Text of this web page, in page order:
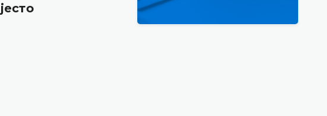
Извјештај о резултатима
оцјењивања писменог дијела